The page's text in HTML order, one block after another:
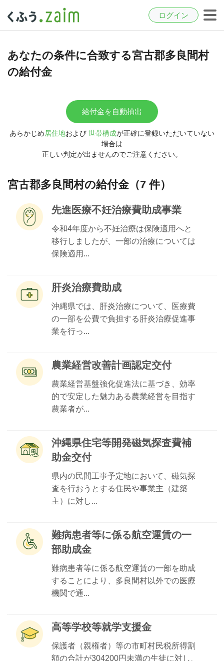
ログイン
あなたの条件に合致する宮古郡多良間村
の給付金
給付金を自動抽出
あらかじめ居住地および 世帯構成が正確に登録いただいていない
場合は
正しい判定が出ませんのでご注意ください。
宮古郡多良間村の給付金（7 件）
先進医療不妊治療費助成事業
令和4年度から不妊治療は保険適用へと
移行しましたが、一部の治療については
保険適用...
肝炎治療費助成
沖縄県では、肝炎治療について、医療費
の一部を公費で負担する肝炎治療促進事
業を行っ...
農業経営改善計画認定交付
農業経営基盤強化促進法に基づき、効率
的で安定した魅力ある農業経営を目指す
農業者が...
沖縄県住宅等開発磁気探査費補
助金交付
県内の民間工事予定地において、磁気探
査を行おうとする住民や事業主（建築
主）に対し...
難病患者等に係る航空運賃の一
部助成金
難病患者等に係る航空運賃の一部を助成
することにより、多良間村以外での医療
機関で通...
高等学校等就学支援金
保護者（親権者）等の市町村民税所得割
額の合計が304200円未満の生徒に対し、